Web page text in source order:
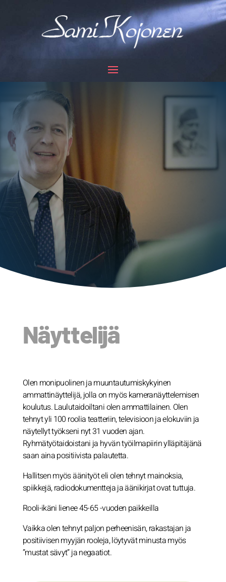
Näyttelijä
Olen monipuolinen ja muuntautumiskykyinen
ammattinäyttelijä, jolla on myös kameranäyttelemisen
koulutus. Laulutaidoiltani olen ammattilainen. Olen
tehnyt yli 100 roolia teatteriin, televisioon ja elokuviin ja
näytellyt työkseni nyt 31 vuoden ajan.
Ryhmätyötaidoistani ja hyvän työilmapiirin ylläpitäjänä
saan aina positiivista palautetta.
Hallitsen myös äänityöt eli olen tehnyt mainoksia,
spiikkejä, radiodokumentteja ja äänikirjat ovat tuttuja.
Rooli-ikäni lienee 45-65 -vuoden paikkeilla
Vaikka olen tehnyt paljon perheenisän, rakastajan ja
positiivisen myyjän rooleja, löytyvät minusta myös
”mustat sävyt” ja negaatiot.